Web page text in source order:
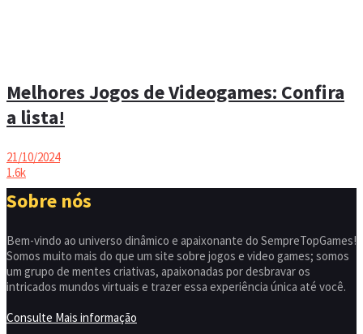
Melhores Jogos de Videogames: Confira
a lista!
21/10/2024
1.6k
Sobre nós
Bem-vindo ao universo dinâmico e apaixonante do SempreTopGames!
Somos muito mais do que um site sobre jogos e video games; somos
um grupo de mentes criativas, apaixonadas por desbravar os
intricados mundos virtuais e trazer essa experiência única até você.
Consulte Mais informação